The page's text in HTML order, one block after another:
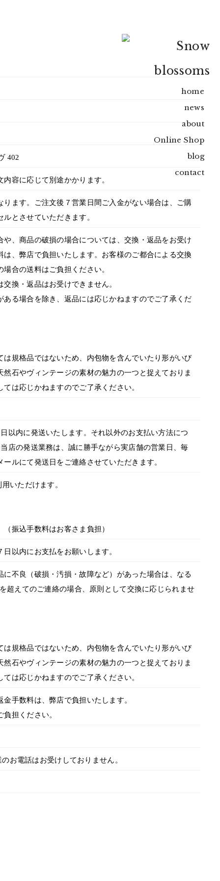
home
news
about
Online Shop
blog
contact
402
容に応じて別途かかります。
ます。ご注文後７営業日間ご入金がない場合は、ご購
とさせていただきます。
、商品の破損の場合については、交換・返品をお受け
、弊店で負担いたします。お客様のご都合による交換
合の送料はご負担ください。
換・返品はお受けできません。
る場合を除き、返品には応じかねますのでご了承くだ
規格品ではないため、内包物を含んでいたり形がいび
石やヴィンテージの素材の魅力の一つと捉えておりま
は応じかねますのでご了承ください。
以内に発送いたします。それ以外のお支払い方法につ
店の発送業務は、誠に勝手ながら実店舗の営業日、毎
ルにて発送日をご連絡させていただきます。
いただけます。
振込手数料はお客さま負担）
以内にお支払をお願いします。
不良（破損・汚損・故障など）があった場合は、なる
超えてのご連絡の場合、原則として交換に応じられませ
規格品ではないため、内包物を含んでいたり形がいび
石やヴィンテージの素材の魅力の一つと捉えておりま
は応じかねますのでご了承ください。
手数料は、弊店で負担いたします。
担ください。
お電話はお受けしておりません。